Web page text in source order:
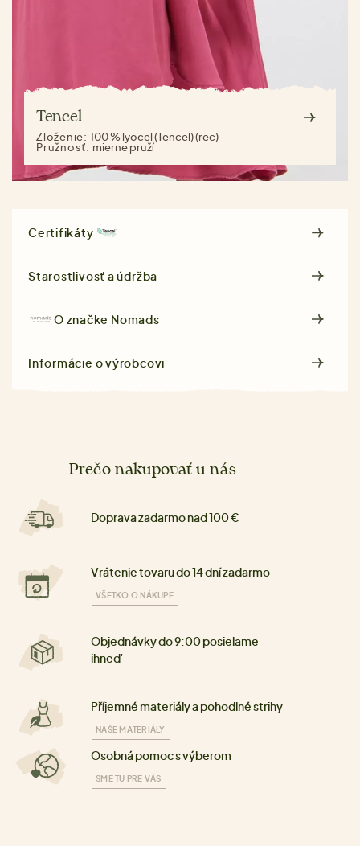
Tencel
Zloženie: 100 % lyocel (Tencel) (rec)
Pružnosť: mierne pruží
Certifikáty
Starostlivosť a údržba
O značke Nomads
Informácie o výrobcovi
Prečo nakupovať u nás
Doprava zadarmo nad 100 €
Vrátenie tovaru do 14 dní zadarmo
VŠETKO O NÁKUPE
Objednávky do 9:00 posielame
ihneď
Příjemné materiály a pohodlné strihy
NAŠE MATERIÁLY
Osobná pomoc s výberom
SME TU PRE VÁS